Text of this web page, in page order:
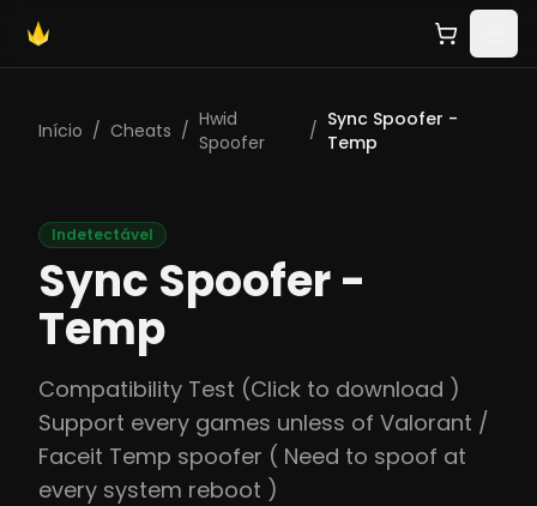
Início / Cheats / Hwid
Spoofer
/ Sync Spoofer -
Temp
Indetectável
Sync Spoofer -
Temp
Compatibility Test (Click to download )
Support every games unless of Valorant /
Faceit Temp spoofer ( Need to spoof at
every system reboot )